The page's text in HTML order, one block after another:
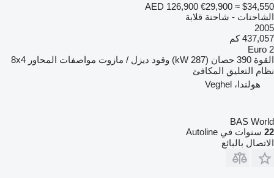
AED 126,900 €29,900 ≈ $34,550
الشاحنات - شاحنة قلابة
2005
437,057 كم
Euro 2
القوة 390 حصان (287 kW) وقود ديزل / مازوت مواصفات المحاور 8x4
نظام التعليق المكافئ
هولندا، Veghel
BAS World
22 سنوات في Autoline
الاتصال بالبائع